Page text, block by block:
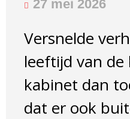
27 mei 2026
Versnelde
leeftijd van
kabinet dan
dat er ook